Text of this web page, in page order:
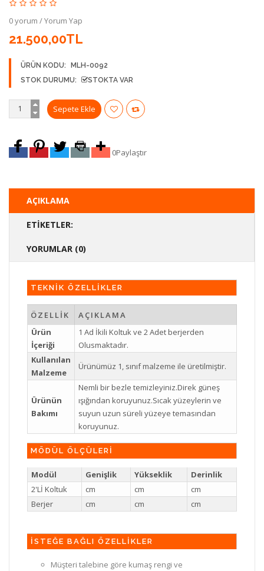
0 yorum /Yorum Yap
21.500,00TL
ÜRÜN KODU:
MLH-0092
STOK DURUMU:
STOKTA VAR
0Paylaştır
AÇIKLAMA
ETIKETLER:
YORUMLAR (0)
TEKNİK ÖZELLİKLER
ÖZELLİK
AÇIKLAMA
Ürün
İçeriği
1 Ad İkili Koltuk ve 2 Adet berjerden
Olusmaktadır.
Kullanılan
Malzeme
Ürünümüz 1, sınıf malzeme ile üretilmiştir.
Ürünün
Bakımı
Nemli bir bezle temizleyiniz.Direk güneş
ışığından koruyunuz.Sıcak yüzeylerin ve
suyun uzun süreli yüzeye temasından
koruyunuz.
MÖDÜL ÖLÇÜLERİ
Modül Genişlik Yükseklik
Derinlik
2'Lİ Koltuk
cm cm
cm
Berjer
cm cm cm
İSTEĞE BAĞLI ÖZELLİKLER
Müşteri talebine göre kumaş rengi ve